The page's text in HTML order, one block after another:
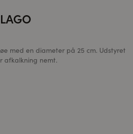
med en diameter på 25 cm. Udstyret
afkalkning nemt.